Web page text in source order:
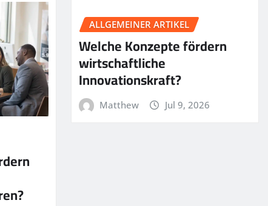
ALLGEMEINER ARTIKEL
Welche Konzepte fördern
wirtschaftliche
Innovationskraft?
Matthew Jul 9, 2026